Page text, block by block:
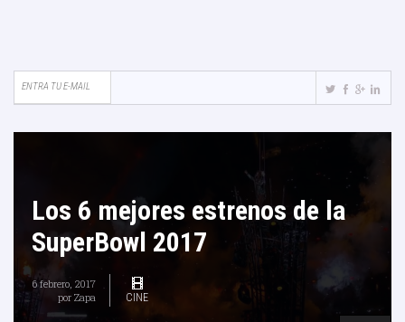
Los 6 mejores estrenos de la
SuperBowl 2017
6 febrero, 2017
por Zapa CINE